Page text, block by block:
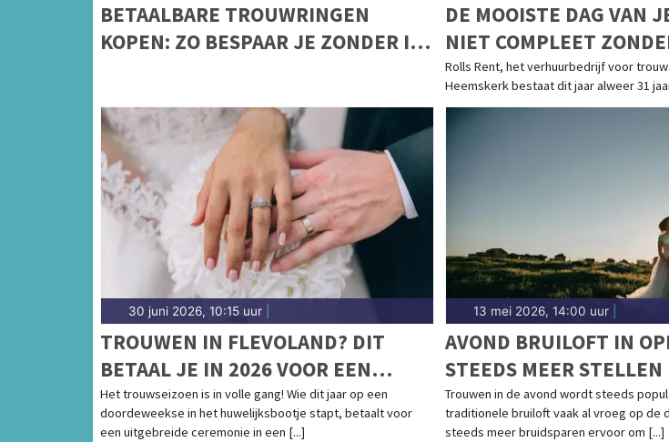
BETAALBARE TROUWRINGEN
KOPEN: ZO BESPAAR JE ZONDER IN
DE MOOISTE DAG VAN
NIET COMPLEET
MOOIE TROUWAUTO
Rolls Rent, het verhuurbedrijf voor
Heemskerk bestaat dit jaar alweer 31
30 juni 2026, 10:15 uur
TROUWEN IN FLEVOLAND? DIT
BETAAL JE IN 2026 VOOR EEN
CEREMONIE OP VRIJDAGMIDDAG
Het trouwseizoen is in volle gang! Wie dit jaar op een
doordeweekse in het huwelijksbootje stapt, betaalt voor
een uitgebreide ceremonie in een [...]
13 mei 2026, 14:00 uur|
AVOND BRUILOFT IN
STEEDS MEER
VOOR EEN CEREMONIE
ZONSONDERGANG
Trouwen in de avond wordt steeds
traditionele bruiloft vaak al vroeg op de
steeds meer bruidsparen ervoor om [...]